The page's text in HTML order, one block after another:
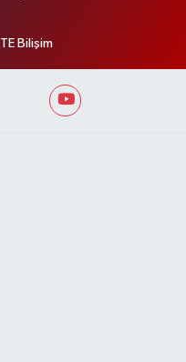
TE Bilişim